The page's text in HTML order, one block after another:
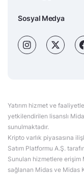
Sosyal Medya
Yatırım hizmet ve
yetkilendirilen lisanslı
sunulmaktadır.
Kripto varlık piyasasına
Satım Platformu A.Ş.
Sunulan hizmetlere erişim
sağlanan Midas ve Midas